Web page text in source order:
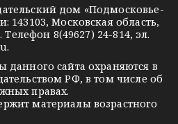
дом «Подмосковье-
143103, Московская область,
Телефон 8(49627) 24-814, эл.
.
данного сайта охраняются в
РФ, в том числе об
правах.
материалы возрастного